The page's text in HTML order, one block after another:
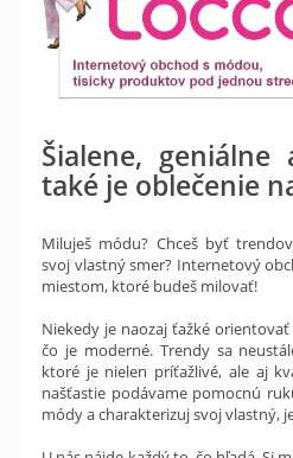
Šialene,
také je oblečenie
Miluješ módu? Chceš byť
svoj vlastný smer? Internetový
miestom, ktoré budeš milovať!
Niekedy je naozaj ťažké
čo je moderné. Trendy sa
ktoré je nielen príťažlivé, ale aj
našťastie podávame pomocnú
módy a charakterizuj svoj vlastný,